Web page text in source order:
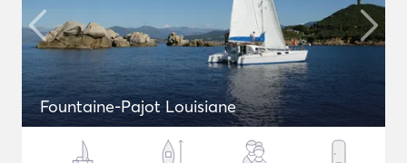
Fountaine-Pajot Louisiane